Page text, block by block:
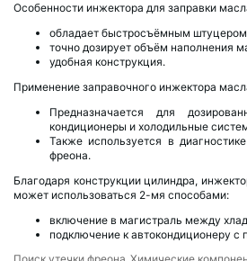
Особенности инжектора для заправки
обладает быстросъёмным
точно дозирует объём наполнения
удобная конструкция.
Применение заправочного инжектора
Предназначается для
кондиционеры и холодильные
Также используется в
фреона.
Благодаря конструкции цилиндра,
может использоваться 2-мя способами:
включение в магистраль между
подключение к автокондиционеру